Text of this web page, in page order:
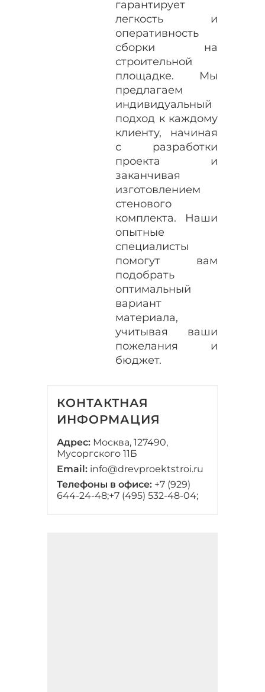
гарантирует
легкость и
оперативность
сборки на
строительной
площадке. Мы
предлагаем
индивидуальный
подход к каждому
клиенту, начиная
с разработки
проекта и
заканчивая
изготовлением
стенового
комплекта. Наши
опытные
специалисты
помогут вам
подобрать
оптимальный
вариант
материала,
учитывая ваши
пожелания и
бюджет.
КОНТАКТНАЯ
ИНФОРМАЦИЯ
Адрес: Москва, 127490,
Мусоргского 11Б
Email: info@drevproektstroi.ru
Телефоны в офисе: +7 (929)
644-24-48;+7 (495) 532-48-04;